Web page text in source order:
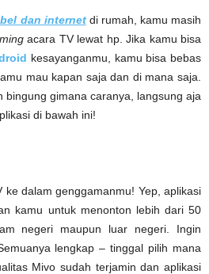
dan internetdi rumah, kamu masih
acara TV lewat hp. Jika kamu bisa
kesayanganmu, kamu bisa bebas
mau kapan saja dan di mana saja.
bingung gimana caranya, langsung aja
di bawah ini!
ke dalam genggamanmu! Yep, aplikasi
kamu untuk menonton lebih dari 50
negeri maupun luar negeri. Ingin
lengkap – tinggal pilih mana
Mivo sudah terjamin dan aplikasi